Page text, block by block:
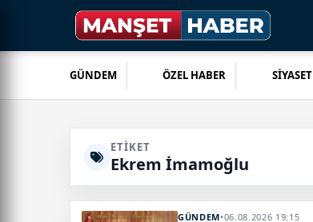
GÜNDEM ÖZEL HABER SİYASET
ETIKET
Ekrem İmamoğlu
GÜNDEM•06.08.2026 19:15